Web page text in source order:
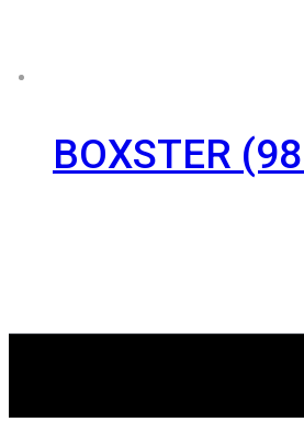
BOXSTER